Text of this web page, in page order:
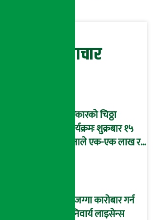
सम्बन्धित समाचार
सरकारको चिठ्ठा
कार्यक्रमः शुक्रबार १५
जनाले एक-एक लाख र १
घरजग्गा कारोबार गर्न
अनिवार्य लाइसेन्स